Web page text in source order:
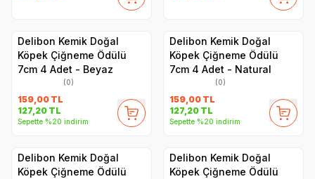
Delibon Kemik Doğal
Köpek Çiğneme Ödülü
7cm 4 Adet - Beyaz
(0)
159,00 TL
127,20 TL
Sepette %20 indirim
Delibon Kemik Doğal
Köpek Çiğneme Ödülü
7cm 4 Adet - Natural
(0)
159,00 TL
127,20 TL
Sepette %20 indirim
Delibon Kemik Doğal
Köpek Çiğneme Ödülü
Delibon Kemik Doğal
Köpek Çiğneme Ödülü